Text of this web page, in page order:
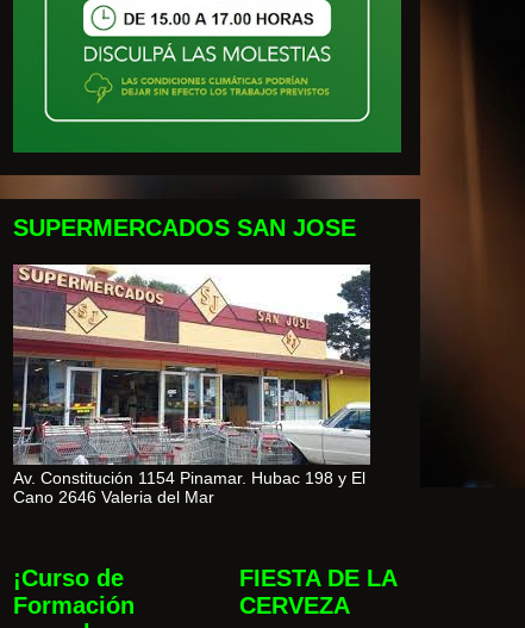
SUPERMERCADOS SAN JOSE
Av. Constitución 1154 Pinamar. Hubac 198 y El
Cano 2646 Valeria del Mar
¡Curso de
Formación
FIESTA DE LA
CERVEZA